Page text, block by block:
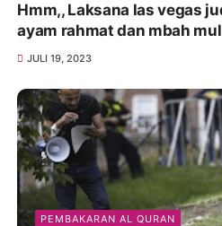
Hmm,, Laksana las vegas
ayam rahmat dan mbah
JULI 19, 2023
PEMBAKARAN AL QURAN